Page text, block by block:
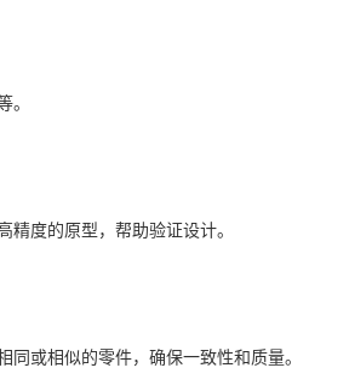
。
度的原型，帮助验证设计。
或相似的零件，确保一致性和质量。